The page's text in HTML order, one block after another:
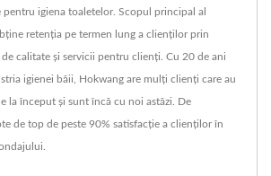
pentru igiena toaletelor. Scopul principal al
retenția pe termen lung a clienților prin
calitate și servicii pentru clienți. Cu 20 de ani
igienei băii, Hokwang are mulți clienți care au
la început și sunt încă cu noi astăzi. De
de top de peste 90% satisfacție a clienților în